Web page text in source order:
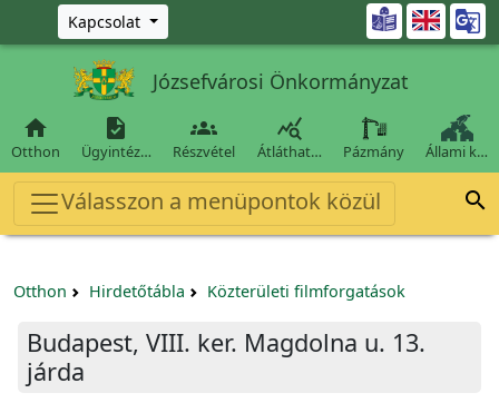
Ugrás a fő tartalomra
Kapcsolat 
Józsefvárosi Önkormányzat

Otthon

Ügyintéz…

Részvétel

Átláthat… Pázmány Állami k…
Válasszon a menüpontok közül 
Otthon Hirdetőtábla Közterületi filmforgatások
Budapest, VIII. ker. Magdolna u. 13.
járda